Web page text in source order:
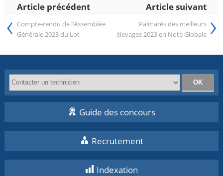
Article précédent Article suivant
‹ Compte-rendu de l’Assemblée
Générale 2023 du Lot
Palmarès des meilleurs
élevages 2023 en Note Globale ›
Guide des concours
Recrutement
Indexation